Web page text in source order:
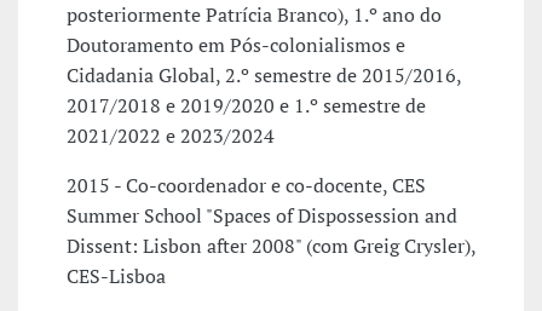
posteriormente Patrícia Branco), 1.º ano do
Doutoramento em Pós-colonialismos e
Cidadania Global, 2.º semestre de 2015/2016,
2017/2018 e 2019/2020 e 1.º semestre de
2021/2022 e 2023/2024
2015 - Co-coordenador e co-docente, CES
Summer School "Spaces of Dispossession and
Dissent: Lisbon after 2008" (com Greig Crysler),
CES-Lisboa